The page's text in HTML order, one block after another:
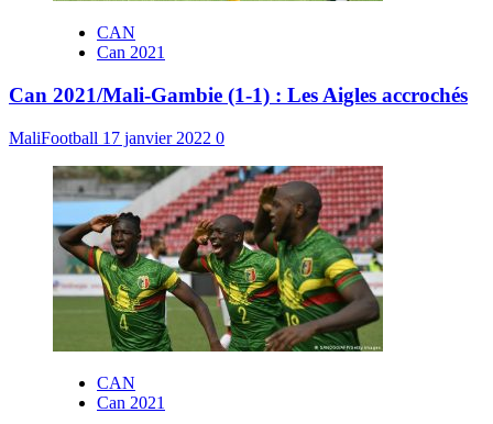
CAN
Can 2021
Can 2021/Mali-Gambie (1-1) : Les Aigles accrochés
MaliFootball 17 janvier 2022 0
CAN
Can 2021